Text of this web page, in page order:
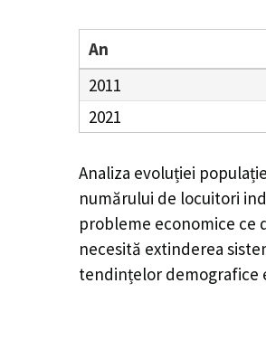
An
2011
2021
Analiza evoluției
numărului de locuitori
probleme economice ce
necesită extinderea
tendințelor demografice